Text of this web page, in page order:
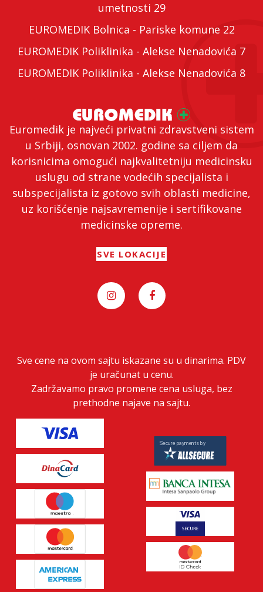
Euromedik je najveći privatni zdravstveni sistem
u Srbiji, osnovan 2002. godine sa ciljem da
korisnicima omogući najkvalitetniju medicinsku
uslugu od strane vodećih specijalista i
subspecijalista iz gotovo svih oblasti medicine,
uz korišćenje najsavremenije i sertifikovane
medicinske opreme.
SVE LOKACIJE
umetnosti 29
EUROMEDIK Bolnica - Pariske komune 22
EUROMEDIK Poliklinika - Alekse Nenadovića 7
EUROMEDIK Poliklinika - Alekse Nenadovića 8
Sve cene na ovom sajtu iskazane su u dinarima. PDV
je uračunat u cenu.
Zadržavamo pravo promene cena usluga, bez
prethodne najave na sajtu.